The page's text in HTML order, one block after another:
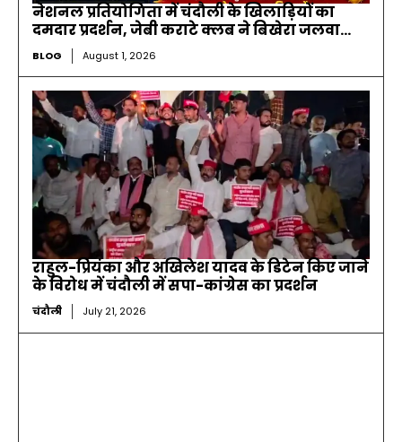
नेशनल प्रतियोगिता में चंदौली के खिलाड़ियों का
दमदार प्रदर्शन, जेबी कराटे क्लब ने बिखेरा जलवा…
BLOG August 1, 2026
राहुल-प्रियंका और अखिलेश यादव के डिटेन किए जाने
के विरोध में चंदौली में सपा-कांग्रेस का प्रदर्शन
चंदौली July 21, 2026